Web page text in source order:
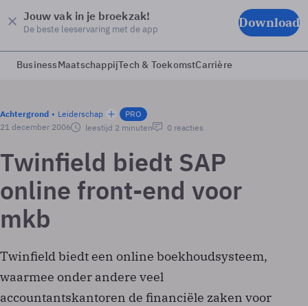
Jouw vak in je broekzak!
De beste leeservaring met de app Download
BusinessMaatschappijTech & ToekomstCarrière
Achtergrond Leiderschap
PRO
21 december 2006
leestijd 2 minuten 0 reacties
Twinfield biedt SAP
online front-end voor
mkb
Twinfield biedt een online boekhoudsysteem,
waarmee onder andere veel
accountantskantoren de financiële zaken voor